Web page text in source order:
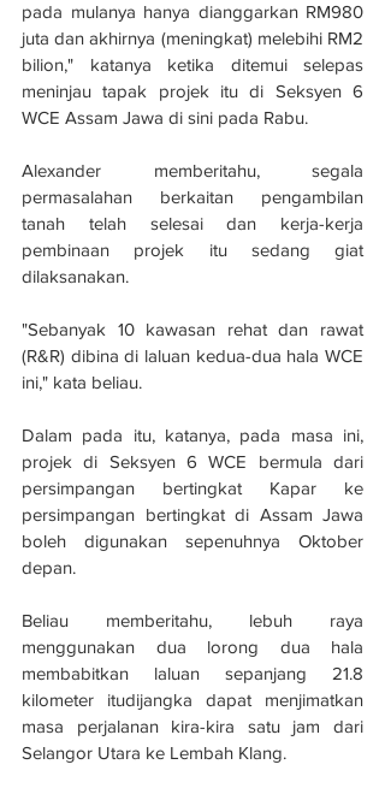
pada mulanya hanya dianggarkan RM980
juta dan akhirnya (meningkat) melebihi RM2
bilion," katanya ketika ditemui selepas
meninjau tapak projek itu di Seksyen 6
WCE Assam Jawa di sini pada Rabu.
Alexander memberitahu, segala
permasalahan berkaitan pengambilan
tanah telah selesai dan kerja-kerja
pembinaan projek itu sedang giat
dilaksanakan.
"Sebanyak 10 kawasan rehat dan rawat
(R&R) dibina di laluan kedua-dua hala WCE
ini," kata beliau.
Dalam pada itu, katanya, pada masa ini,
projek di Seksyen 6 WCE bermula dari
persimpangan bertingkat Kapar ke
persimpangan bertingkat di Assam Jawa
boleh digunakan sepenuhnya Oktober
depan.
Beliau memberitahu, lebuh raya
menggunakan dua lorong dua hala
membabitkan laluan sepanjang 21.8
kilometer itudijangka dapat menjimatkan
masa perjalanan kira-kira satu jam dari
Selangor Utara ke Lembah Klang.